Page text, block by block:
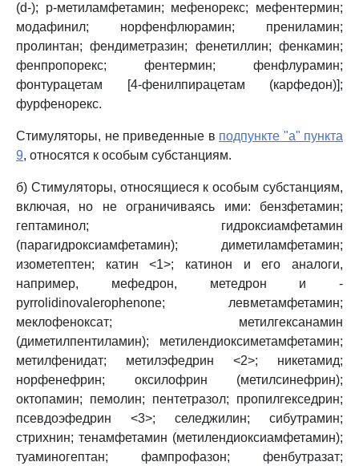
(d-); p-метиламфетамин; мефенорекс; мефентермин;
модафинил; норфенфлюрамин; прениламин;
пролинтан; фендиметразин; фенетиллин; фенкамин;
фенпропорекс; фентермин; фенфлурамин;
фонтурацетам [4-фенилпирацетам (карфедон)];
фурфенорекс.
Стимуляторы, не приведенные в подпункте "а" пункта
9, относятся к особым субстанциям.
б) Стимуляторы, относящиеся к особым субстанциям,
включая, но не ограничиваясь ими: бензфетамин;
гептаминол; гидроксиамфетамин
(парагидроксиамфетамин); диметиламфетамин;
изометептен; катин <1>; катинон и его аналоги,
например, мефедрон, метедрон и -
pyrrolidinovalerophenone; левметамфетамин;
меклофеноксат; метилгексанамин
(диметилпентиламин); метилендиоксиметамфетамин;
метилфенидат; метилэфедрин <2>; никетамид;
норфенефрин; оксилофрин (метилсинефрин);
октопамин; пемолин; пентетразол; пропилгекседрин;
псевдоэфедрин <3>; селеджилин; сибутрамин;
стрихнин; тенамфетамин (метилендиоксиамфетамин);
туаминогептан; фампрофазон; фенбутразат;